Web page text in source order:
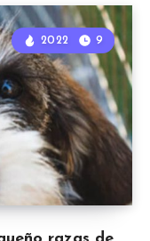
2022 9